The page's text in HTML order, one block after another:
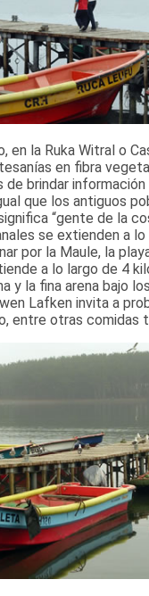
en la Ruka Witral o
en fibra
de brindar
que los antiguos
“gente de la
se extienden a lo
por la Maule, la
a lo largo de 4
y la fina arena bajo
Lafken invita a
entre otras comidas